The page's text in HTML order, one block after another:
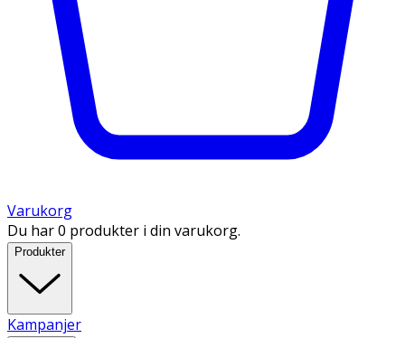
Varukorg
Du har 0 produkter i din varukorg.
Produkter
Kampanjer